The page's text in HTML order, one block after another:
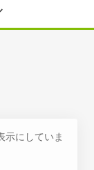
示にしていま